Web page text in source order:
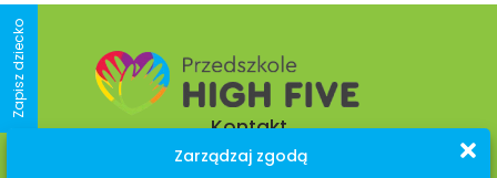
Zarządzaj zgodą
Zapisz dziecko
Kontakt